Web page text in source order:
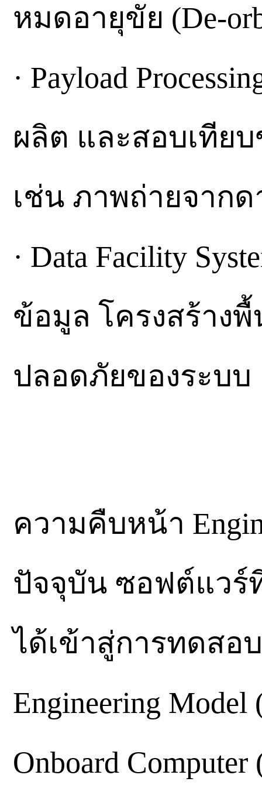
หมดอายุขัย (De-
· Payload
ผลิต และสอบเทีย
เช่น ภาพถ่ายจาก
· Data Facility
ข้อมูล โครงสร้าง
ปลอดภัยของระบบ
ความคืบหน้า
ปัจจุบัน ซอฟต์แวร์
ได้เข้าสู่การทดสอ
Engineering
Onboard